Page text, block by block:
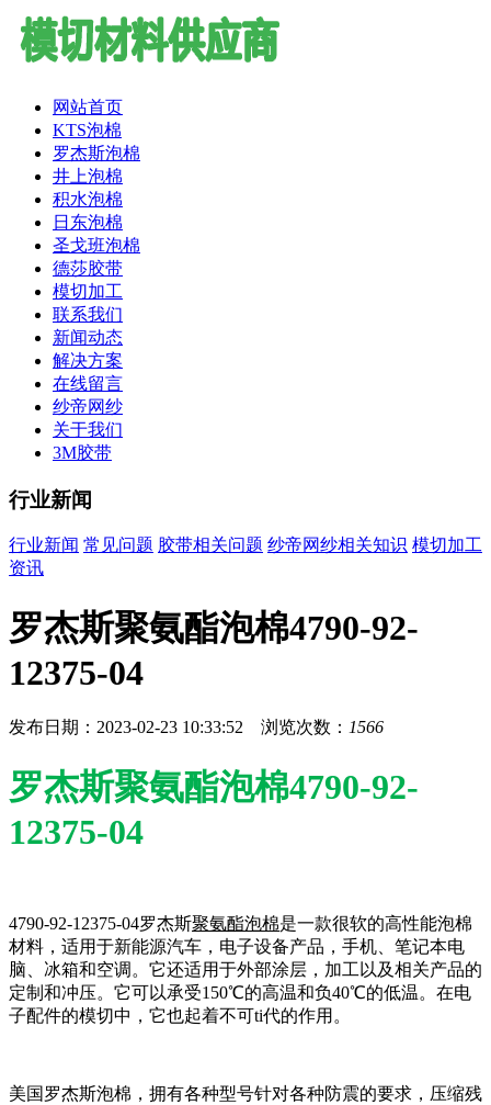
网站首页
KTS泡棉
罗杰斯泡棉
井上泡棉
积水泡棉
日东泡棉
圣戈班泡棉
德莎胶带
模切加工
联系我们
新闻动态
解决方案
在线留言
纱帝网纱
关于我们
3M胶带
行业新闻
行业新闻 常见问题 胶带相关问题 纱帝网纱相关知识 模切加工
资讯
罗杰斯聚氨酯泡棉4790-92-
12375-04
发布日期：2023-02-23 10:33:52 浏览次数： 1566
罗杰斯聚氨酯泡棉4790-92-
12375-04
4790-92-12375-04罗杰斯聚氨酯泡棉是一款很软的高性能泡棉
材料，适用于新能源汽车，电子设备产品，手机、笔记本电
脑、冰箱和空调。它还适用于外部涂层，加工以及相关产品的
定制和冲压。它可以承受150℃的高温和负40℃的低温。在电
子配件的模切中，它也起着不可ti代的作用。
美国罗杰斯泡棉，拥有各种型号针对各种防震的要求，压缩残